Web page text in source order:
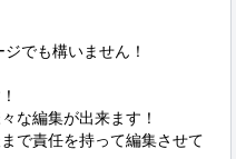
でも構いません！
な編集が出来ます！
で責任を持って編集させて